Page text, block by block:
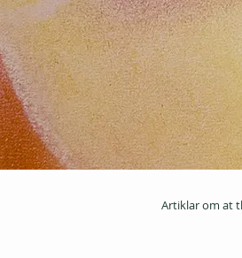
Artiklar om at